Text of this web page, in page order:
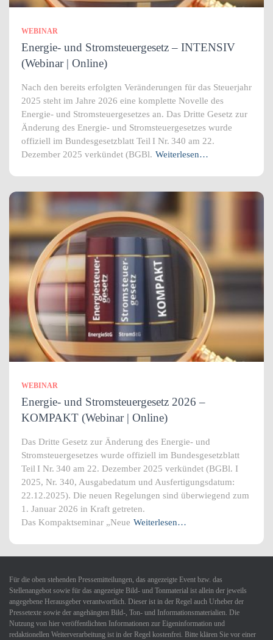
WEBINAR
Energie- und Stromsteuergesetz – INTENSIV
(Webinar | Online)
Nach den bereits erfolgten Veränderungen für das Steuerjahr
2025 steht im Jahre 2026 eine komplette Novelle des
Energie- und Stromsteuergesetzes an. Das Dritte Gesetz zur
Änderung des Energie‑ und Stromsteuergesetzes wurde
offiziell im Bundesgesetzblatt Teil I Nr. 340 am 22.
Dezember 2025 verkündet (BGBl. Weiterlesen…
WEBINAR
Energie- und Stromsteuergesetz 2026 –
KOMPAKT (Webinar | Online)
Das Dritte Gesetz zur Änderung des Energie‑ und
Stromsteuergesetzes wurde offiziell im Bundesgesetzblatt
Teil I Nr. 340 am 22. Dezember 2025 verkündet (BGBl. I
2025, Nr. 340, Ausgabedatum und Ausfertigungsdatum:
22.12.2025). Die neuen Regelungen sind überwiegend zum
1. Januar 2026 in Kraft getreten.
Das Kompaktseminar „Neue Weiterlesen…
Für die oben stehenden Pressemitteilungen, das angezeigte Event bzw. das
Stellenangebot sowie für das angezeigte Bild- und Tonmaterial ist allein der jeweils
angegebene Herausgeber verantwortlich. Dieser ist in der Regel auch Urheber der
Pressetexte sowie der angehängten Bild-, Ton- und Informationsmaterialien. Die
Nutzung von hier veröffentlichten Informationen zur Eigeninformation und
redaktionellen Weiterverarbeitung ist in der Regel kostenfrei. Bitte klären Sie vor einer